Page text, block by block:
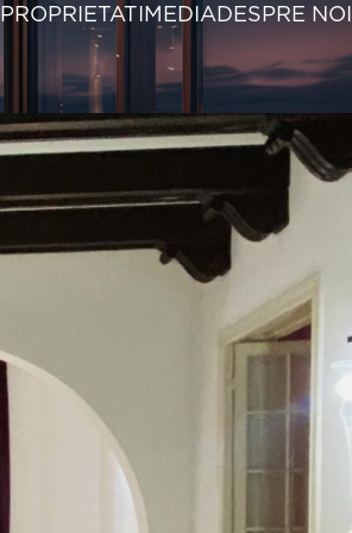
PROPRIETATIMEDIADESPRE NOI